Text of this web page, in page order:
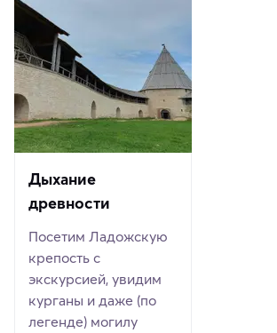
Дыхание
древности
Посетим Ладожскую
крепость с
экскурсией, увидим
курганы и даже (по
легенде) могилу